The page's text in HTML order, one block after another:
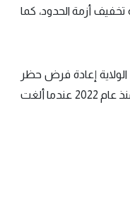
أزمة الحدود، كما
إعادة فرض حظر
شبه كامل عمره 160 عامًا على إنهاء الحمل. وأصبحت قضية متفجرة على مستوى البلاد منذ عام 2022 عندما ألغت